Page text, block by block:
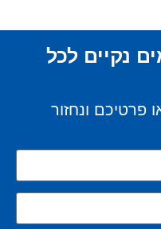
נקיים לכל
או מלאו פרטיכם ונחזור